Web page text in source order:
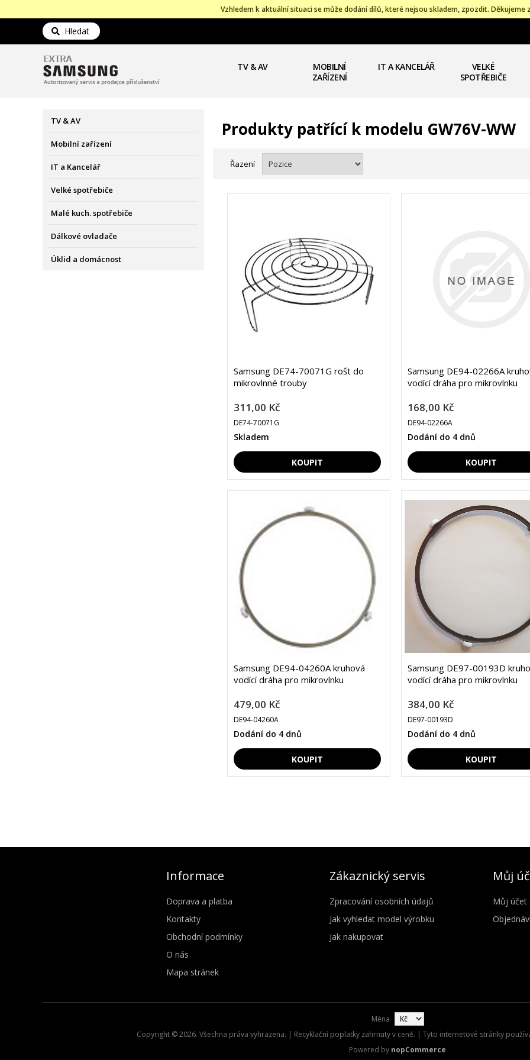
Vzhledem k aktuální situaci se může dodání dílů, které nejsou skladem, zpozdit. Děkujeme
Hledat
TV & AV
MOBILNÍ
ZAŘÍZENÍ
IT A KANCELÁŘ
VELKÉ
SPOTŘEBIČE
TV & AV
Mobilní zařízení
IT a Kancelář
Velké spotřebiče
Malé kuch. spotřebiče
Dálkové ovladače
Úklid a domácnost
Produkty patřící k modelu GW76V-WW
Řazení
Samsung DE74-70071G rošt do
mikrovlnné trouby
311,00 Kč
DE74-70071G
Skladem
Samsung DE94-02266A
vodící dráha pro mikrovlnku
168,00 Kč
DE94-02266A
Dodání do 4 dnů
Samsung DE94-04260A kruhová
vodící dráha pro mikrovlnku
479,00 Kč
DE94-04260A
Dodání do 4 dnů
Samsung DE97-00193D
vodící dráha pro mikrovlnku
384,00 Kč
DE97-00193D
Dodání do 4 dnů
Informace
Doprava a platba
Kontakty
Obchodní podmínky
O nás
Mapa stránek
Zákaznický servis
Zpracování osobních údajů
Jak vyhledat model výrobku
Jak nakupovat
Můj
Můj účet
Měna
Copyright © 2026. Všechna práva vyhrazena. | Recyklační poplatky zahrnuty v ceně. | Tyto internetové stránky
Powered by nopCommerce